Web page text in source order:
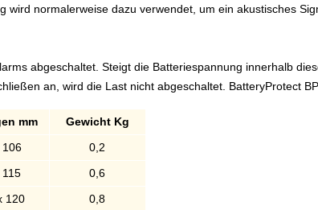
normalerweise dazu verwendet, um ein akustisches
abgeschaltet. Steigt die Batteriespannung innerhalb
an, wird die Last nicht abgeschaltet. BatteryProtect
mm
Gewicht Kg
106
0,2
0,6
120
0,8